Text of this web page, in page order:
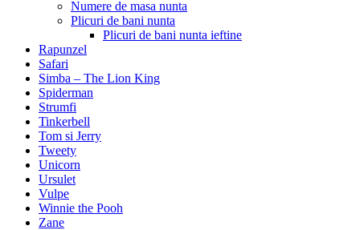
Numere de masa nunta
Plicuri de bani nunta
Plicuri de bani nunta ieftine
Rapunzel
Safari
Simba – The Lion King
Spiderman
Strumfi
Tinkerbell
Tom si Jerry
Tweety
Unicorn
Ursulet
Vulpe
Winnie the Pooh
Zane